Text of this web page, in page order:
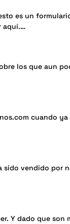
es un
aquí.…
los que aun
cuando ya
sido vendido por
Y dado que son